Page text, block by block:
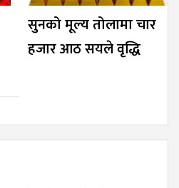
सुनको मूल्य तोलामा चार
हजार आठ सयले वृद्धि